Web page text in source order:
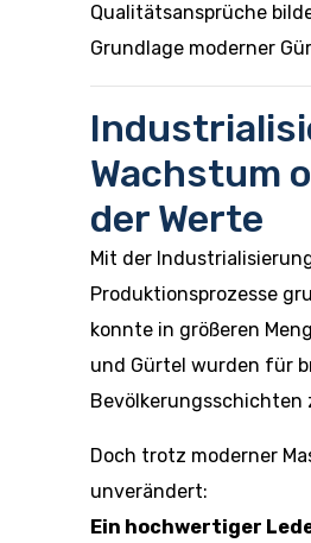
Qualitätsansprüche
Grundlage moderner
Wachstum
der Werte
Mit der
Produktionsprozesse
konnte in größeren
und Gürtel wurden für
Bevölkerungsschichten
Doch trotz moderner
unverändert:
Ein hochwertiger